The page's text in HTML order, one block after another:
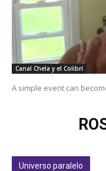
Canal Chela y el Colibrí
A simple event can
Universo paralelo